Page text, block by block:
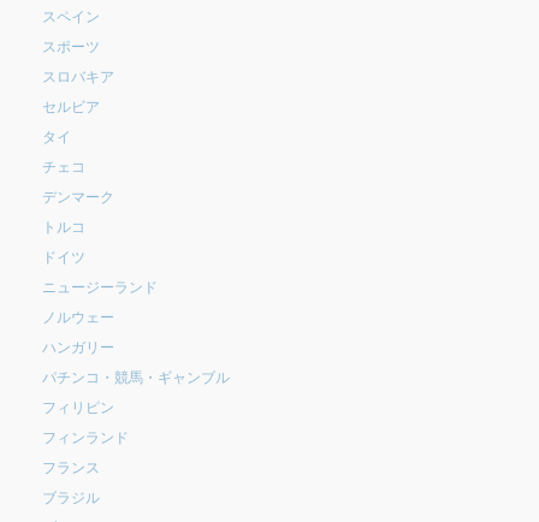
スペイン
スポーツ
スロバキア
セルビア
タイ
チェコ
デンマーク
トルコ
ドイツ
ニュージーランド
ノルウェー
ハンガリー
パチンコ・競馬・ギャンブル
フィリピン
フィンランド
フランス
ブラジル